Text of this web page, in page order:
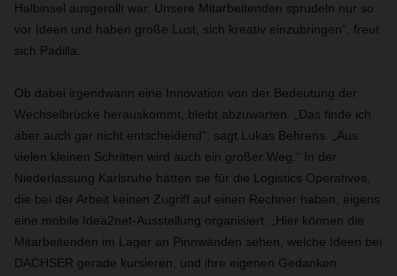
Halbinsel ausgerollt war. Unsere Mitarbeitenden sprudeln nur so
vor Ideen und haben große Lust, sich kreativ einzubringen“, freut
sich Padilla.
Ob dabei irgendwann eine Innovation von der Bedeutung der
Wechselbrücke herauskommt, bleibt abzuwarten. „Das finde ich
aber auch gar nicht entscheidend“, sagt Lukas Behrens. „Aus
vielen kleinen Schritten wird auch ein großer Weg.“ In der
Niederlassung Karlsruhe hätten sie für die Logistics Operatives,
die bei der Arbeit keinen Zugriff auf einen Rechner haben, eigens
eine mobile Idea2net-Ausstellung organisiert. „Hier können die
Mitarbeitenden im Lager an Pinnwänden sehen, welche Ideen bei
DACHSER gerade kursieren, und ihre eigenen Gedanken